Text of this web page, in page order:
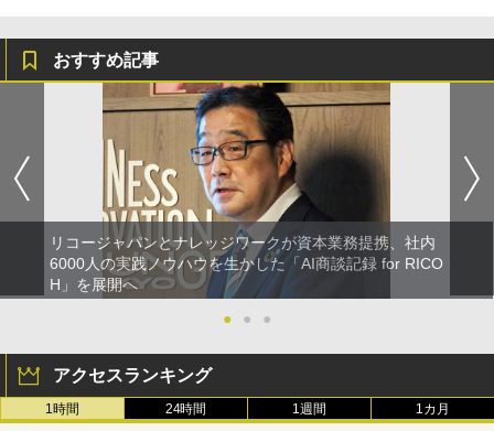
おすすめ記事
リコージャパンとナレッジワークが資本業務提携、社内
6000人の実践ノウハウを生かした「AI商談記録 for RICO
H」を展開へ
●
● ●
アクセスランキング
1時間 24時間 1週間 1カ月